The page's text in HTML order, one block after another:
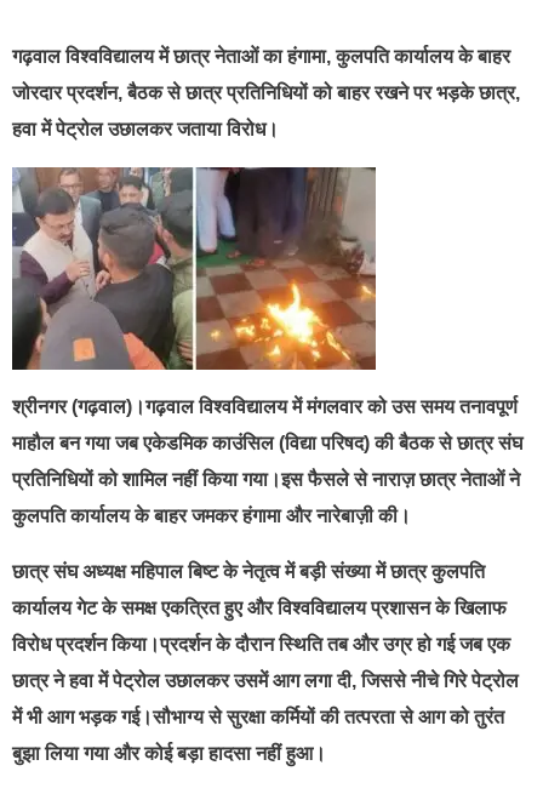
गढ़वाल विश्वविद्यालय में छात्र नेताओं का हंगामा, कुलपति कार्यालय के बाहर
जोरदार प्रदर्शन, बैठक से छात्र प्रतिनिधियों को बाहर रखने पर भड़के छात्र,
हवा में पेट्रोल उछालकर जताया विरोध।
श्रीनगर (गढ़वाल)।गढ़वाल विश्वविद्यालय में मंगलवार को उस समय तनावपूर्ण
माहौल बन गया जब एकेडमिक काउंसिल (विद्या परिषद) की बैठक से छात्र संघ
प्रतिनिधियों को शामिल नहीं किया गया।इस फैसले से नाराज़ छात्र नेताओं ने
कुलपति कार्यालय के बाहर जमकर हंगामा और नारेबाज़ी की।
छात्र संघ अध्यक्ष महिपाल बिष्ट के नेतृत्व में बड़ी संख्या में छात्र कुलपति
कार्यालय गेट के समक्ष एकत्रित हुए और विश्वविद्यालय प्रशासन के खिलाफ
विरोध प्रदर्शन किया।प्रदर्शन के दौरान स्थिति तब और उग्र हो गई जब एक
छात्र ने हवा में पेट्रोल उछालकर उसमें आग लगा दी, जिससे नीचे गिरे पेट्रोल
में भी आग भड़क गई।सौभाग्य से सुरक्षा कर्मियों की तत्परता से आग को तुरंत
बुझा लिया गया और कोई बड़ा हादसा नहीं हुआ।